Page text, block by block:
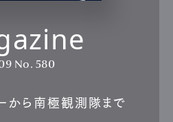
No. 580
から南極観測隊まで